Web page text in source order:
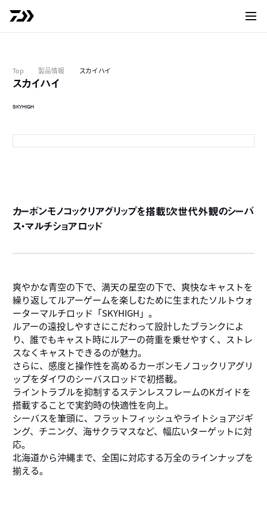
サイ
Top 製品情報 スカイハイ
スカイハイ
SKYHIGH
カーボンモノコックリアグリップを搭載！次世代外観のシーバ
ス・マルチショアロッド
爽やかな青空の下で、満天の星空の下で、爽快なキャストを
繰り返してルアーゲームを楽しむために生まれたソルトウォ
ーターマルチロッド「SKYHIGH」。
ルアーの遠投しやすさにこだわって設計したブランクによ
り、誰でもキャスト時にルアーの荷重を乗せやすく、ストレ
スなくキャストできるのが魅力。
さらに、感度と操作性を高めるカーボンモノコックリアグリ
ップをダイワのシーバスロッドで初搭載。
ライントラブルを抑制するステンレスフレームのKガイドを
搭載することで実釣時の快適性を向上。
シーバスを筆頭に、フラットフィッシュやライトショアジギ
ング、チニング、海サクラマスなど、幅広いターゲットに対
応。
北海道から沖縄まで、全国に対応する万全のラインナップを
揃える。